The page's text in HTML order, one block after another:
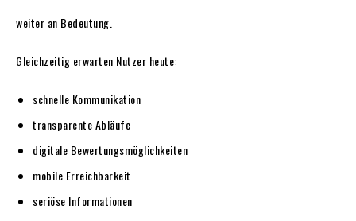
weiter an Bedeutung.
Gleichzeitig erwarten Nutzer heute:
schnelle Kommunikation
transparente Abläufe
digitale Bewertungsmöglichkeiten
mobile Erreichbarkeit
seriöse Informationen